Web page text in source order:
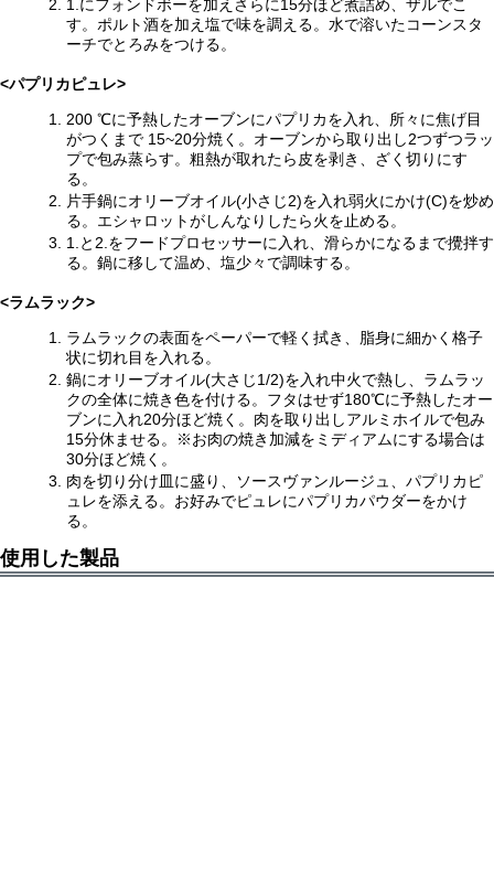
1.にフォンドボーを加えさらに15分ほど煮詰め、ザルでこ
す。ポルト酒を加え塩で味を調える。水で溶いたコーンスタ
ーチでとろみをつける。
<パプリカピュレ>
200 ℃に予熱したオーブンにパプリカを入れ、所々に焦げ目
がつくまで 15~20分焼く。オーブンから取り出し2つずつラッ
プで包み蒸らす。粗熱が取れたら皮を剥き、ざく切りにす
る。
片手鍋にオリーブオイル(小さじ2)を入れ弱火にかけ(C)を炒め
る。エシャロットがしんなりしたら火を止める。
1.と2.をフードプロセッサーに入れ、滑らかになるまで攪拌す
る。鍋に移して温め、塩少々で調味する。
<ラムラック>
ラムラックの表面をペーパーで軽く拭き、脂身に細かく格子
状に切れ目を入れる。
鍋にオリーブオイル(大さじ1/2)を入れ中火で熱し、ラムラッ
クの全体に焼き色を付ける。フタはせず180℃に予熱したオー
ブンに入れ20分ほど焼く。肉を取り出しアルミホイルで包み
15分休ませる。※お肉の焼き加減をミディアムにする場合は
30分ほど焼く。
肉を切り分け皿に盛り、ソースヴァンルージュ、パプリカピ
ュレを添える。お好みでピュレにパプリカパウダーをかけ
る。
使用した製品